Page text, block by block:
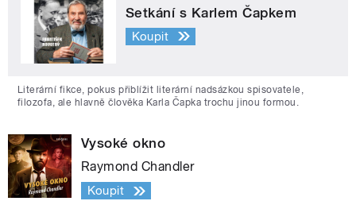
Setkání s Karlem Čapkem
Koupit
Literární fikce, pokus přiblížit literární nadsázkou spisovatele,
filozofa, ale hlavně člověka Karla Čapka trochu jinou formou.
Vysoké okno
Raymond Chandler
Koupit